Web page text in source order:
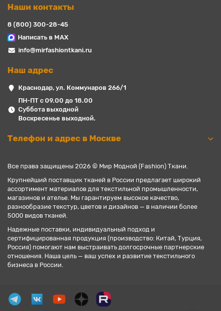
Наши контакты
8 (800) 300-28-45
Написать в MAX
info@mirfashiontkani.ru
Наш адрес
Краснодар, ул. Коммунаров 266/1
ПН-ПТ с 09.00 до 18.00
Суббота выходной
Воскресенье выходной.
Телефон и адрес в Москве
Все права защищены 2026 © Мир Модной (Fashion) Ткани.
Крупнейший поставщик тканей в России предлагает широкий
ассортимент материалов для текстильной промышленности,
магазинов и ателье. Мы гарантируем высокое качество,
разнообразие текстур, цветов и дизайнов — в наличии более
5000 видов тканей.
Надежные поставки, индивидуальный подход и
сертифицированная продукция (производство: Китай, Турция,
Россия) помогают нам выстраивать долгосрочные партнерские
отношения. Наша цель — ваш успех и развитие текстильного
бизнеса в России.